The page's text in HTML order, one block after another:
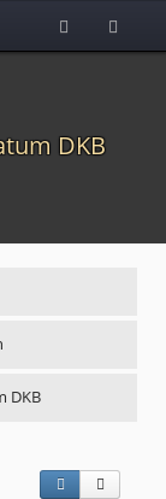
DKB
DKB